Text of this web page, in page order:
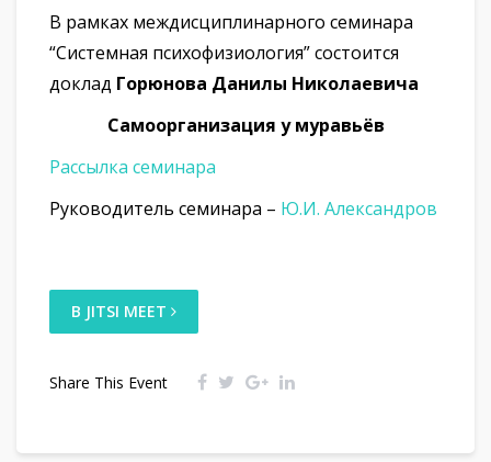
В рамках междисциплинарного семинара
“Системная психофизиология” состоится
доклад Горюнова Данилы Николаевича
Самоорганизация у муравьёв
Рассылка семинара
Руководитель семинара – Ю.И. Александров
В JITSI MEET
Share This Event